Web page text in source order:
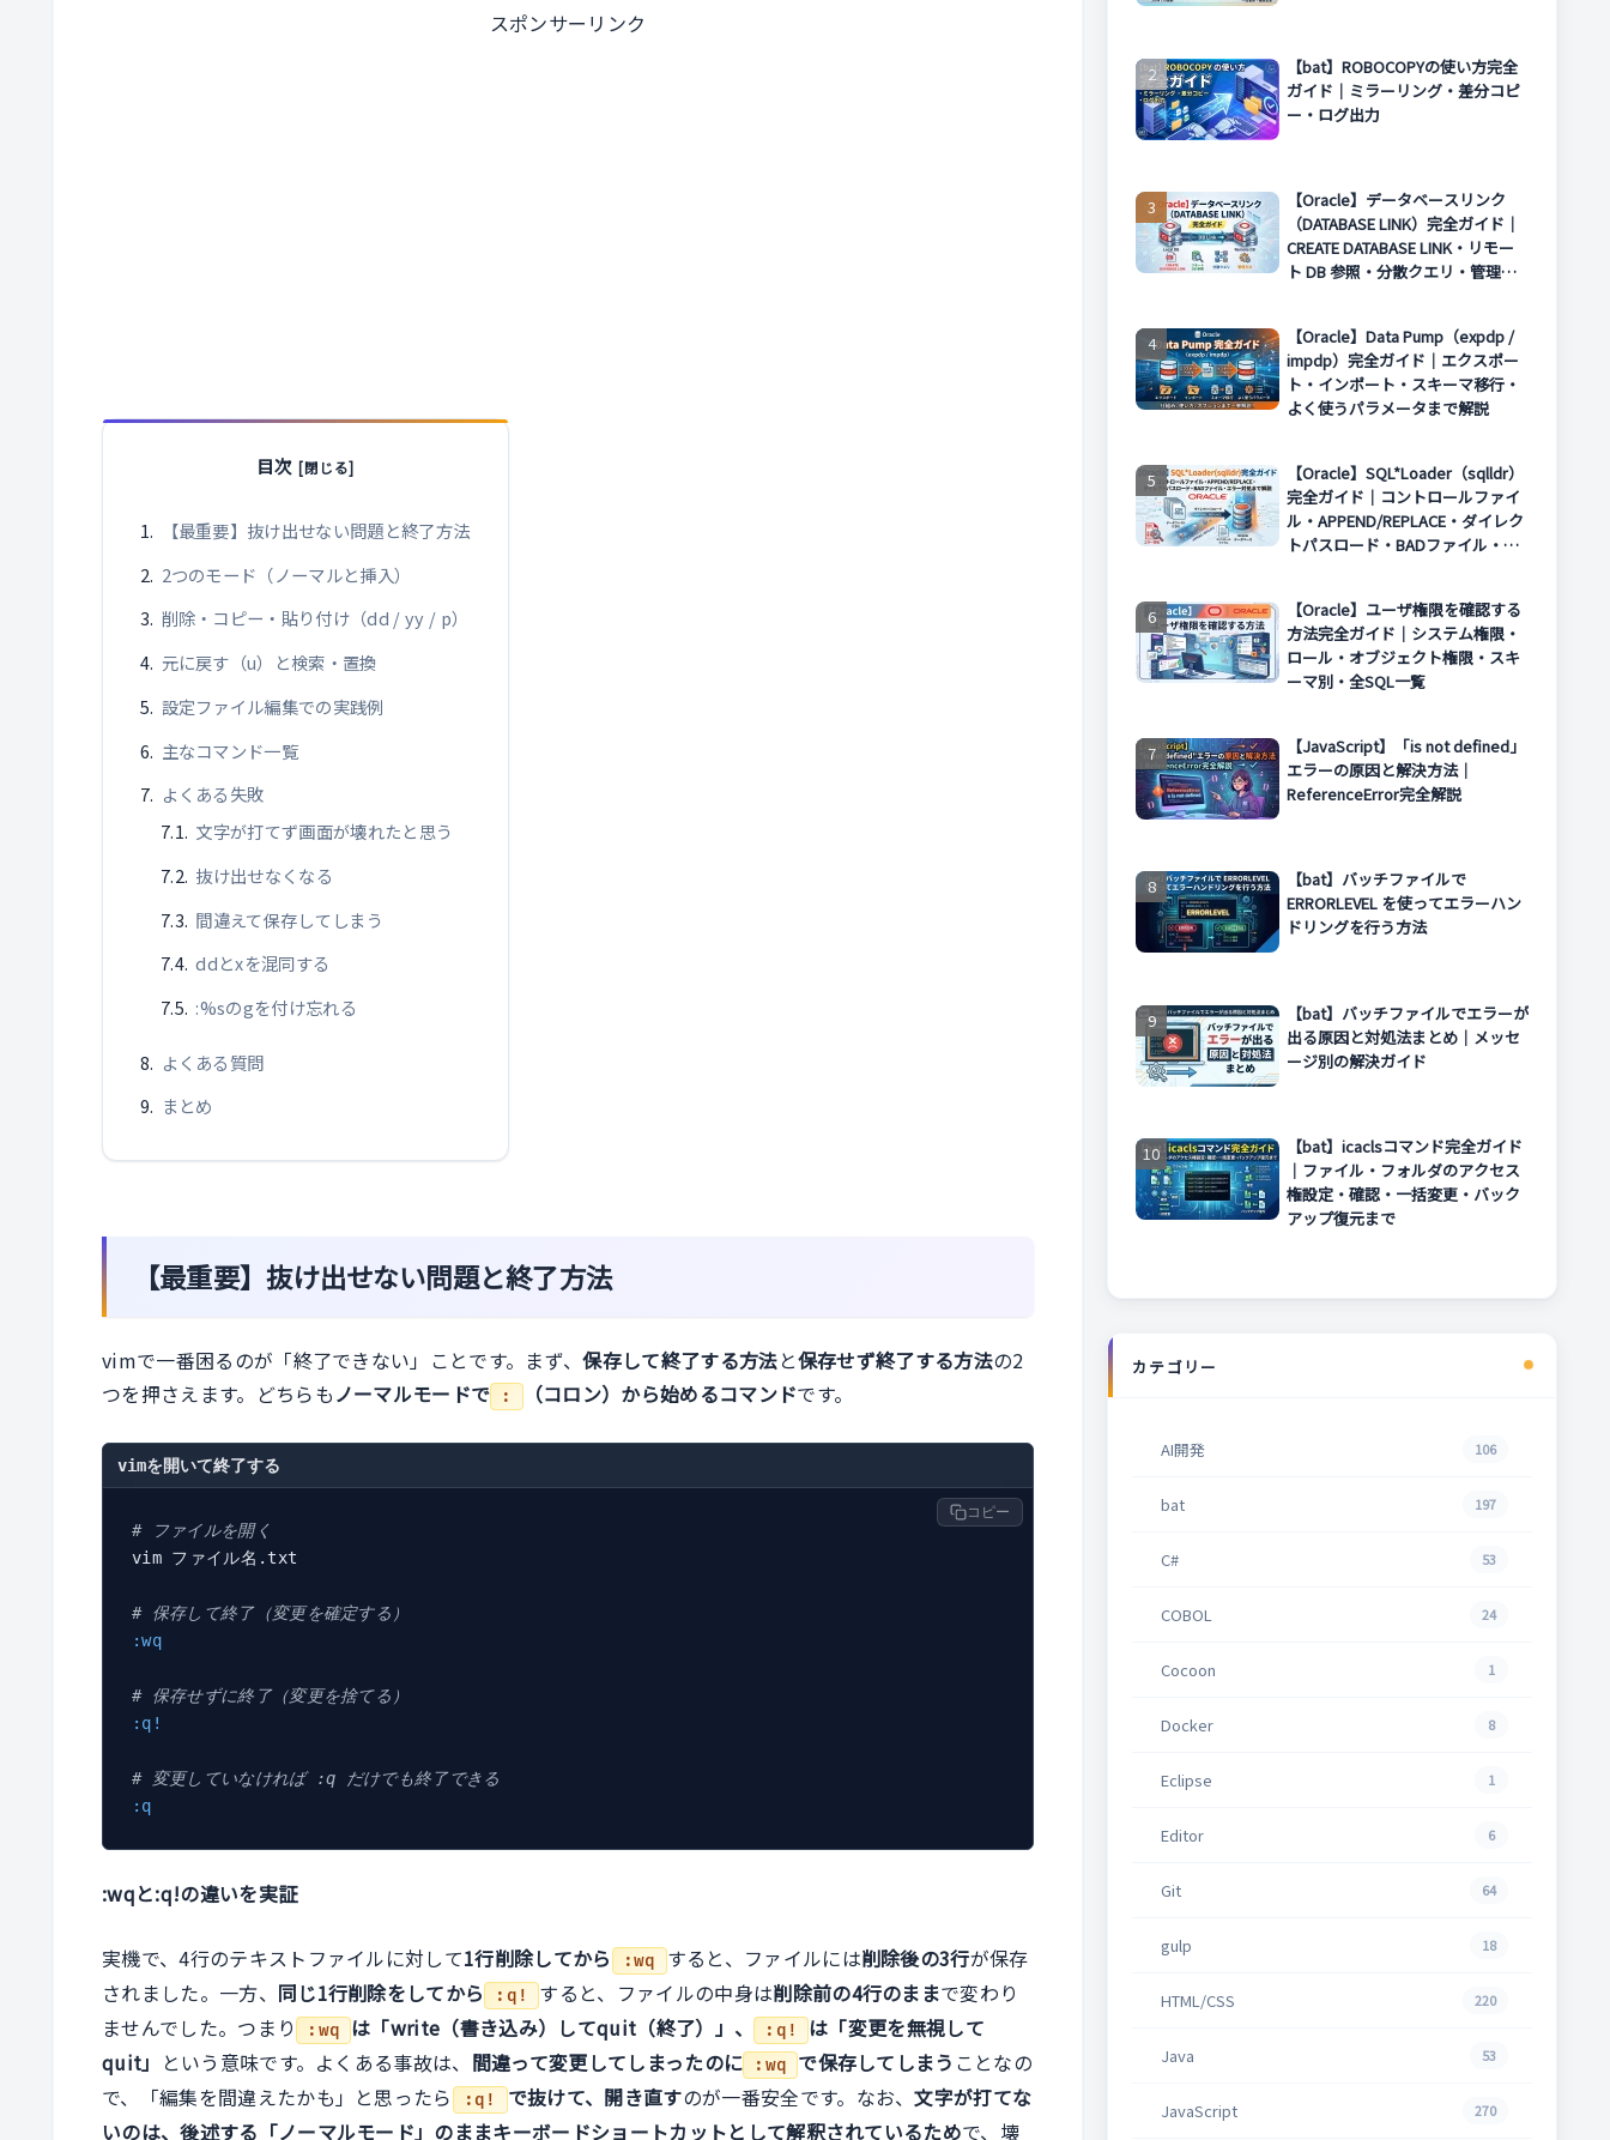
スポンサーリンク
目次
【最重要】抜け出せない問題と終了方法
2つのモード（ノーマルと挿入）
削除・コピー・貼り付け（dd / yy / p）
元に戻す（u）と検索・置換
設定ファイル編集での実践例
主なコマンド一覧
よくある失敗
文字が打てず画面が壊れたと思う
抜け出せなくなる
間違えて保存してしまう
ddとxを混同する
:%sのgを付け忘れる
よくある質問
まとめ
【最重要】抜け出せない問題と終了方法
vimで一番困るのが「終了できない」ことです。まず、保存して終了する方法と保存せず終了する方法の2
つを押さえます。どちらもノーマルモードで : （コロン）から始めるコマンドです。
vimを開いて終了する
# ファイルを開く
vim ファイル名.txt
# 保存して終了（変更を確定する）
:wq
# 保存せずに終了（変更を捨てる）
:q!
# 変更していなければ :q だけでも終了できる
:q
コピー
:wqと:q!の違いを実証
実機で、4行のテキストファイルに対して1行削除してから :wq すると、ファイルには削除後の3行が保存
されました。一方、 同じ1行削除をしてから :q! すると、ファイルの中身は削除前の4行のままで変わり
ませんでした。つまり
:wq は「write（書き込み）してquit（終了）」、 :q!
は「変更を無視して
quit」 という意味です。よくある事故は、 間違って変更してしまったのに :wq で保存してしまう ことなの
で、「編集を間違えたかも」と思ったら
:q! で抜けて、開き直すのが一番安全です。なお、文字が打てな
いのは、後述する「ノーマルモード」のままキーボードショートカットとして解釈されているためで、壊
【bat】ROBOCOPYの使い方完全
ガイド｜ミラーリング・差分コピ
ー・ログ出力
【Oracle】データベースリンク
（DATABASE LINK）完全ガイド｜
CREATE DATABASE LINK・リモー
ト DB 参照・分散クエリ・管理方
【Oracle】Data Pump（expdp /
impdp）完全ガイド｜エクスポー
ト・インポート・スキーマ移行・
よく使うパラメータまで解説
【Oracle】SQL*Loader（sqlldr）
完全ガイド｜コントロールファイ
ル・APPEND/REPLACE・ダイレク
トパスロード・BADファイル・エ
【Oracle】ユーザ権限を確認する
方法完全ガイド｜システム権限・
ロール・オブジェクト権限・スキ
ーマ別・全SQL一覧
【JavaScript】「is not defined」
エラーの原因と解決方法｜
ReferenceError完全解説
【bat】バッチファイルで
ERRORLEVEL を使ってエラーハン
ドリングを行う方法
【bat】バッチファイルでエラーが
出る原因と対処法まとめ｜メッセ
ージ別の解決ガイド
【bat】icaclsコマンド完全ガイド
｜ファイル・フォルダのアクセス
権設定・確認・一括変更・バック
アップ復元まで
カテゴリー
AI開発 106
bat 197
C# 53
COBOL 24
Cocoon 1
Docker 8
Eclipse 1
Editor 6
Git 64
gulp 18
HTML/CSS 220
Java 53
JavaScript 270